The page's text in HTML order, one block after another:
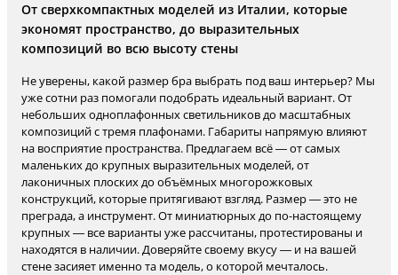
От сверхкомпактных моделей из Италии, которые
экономят пространство, до выразительных
композиций во всю высоту стены
Не уверены, какой размер бра выбрать под ваш интерьер? Мы
уже сотни раз помогали подобрать идеальный вариант. От
небольших одноплафонных светильников до масштабных
композиций с тремя плафонами. Габариты напрямую влияют
на восприятие пространства. Предлагаем всё — от самых
маленьких до крупных выразительных моделей, от
лаконичных плоских до объёмных многорожковых
конструкций, которые притягивают взгляд. Размер — это не
преграда, а инструмент. От миниатюрных до по-настоящему
крупных — все варианты уже рассчитаны, протестированы и
находятся в наличии. Доверяйте своему вкусу — и на вашей
стене засияет именно та модель, о которой мечталось.